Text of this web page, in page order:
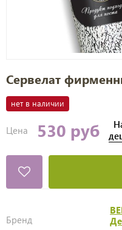
Сервелат
нет в наличии
Цена 530 руб
Бренд